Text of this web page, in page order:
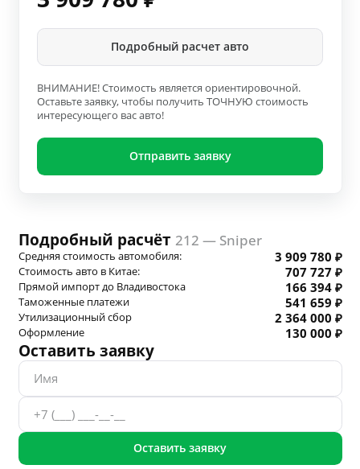
Подробный расчет авто
ВНИМАНИЕ! Стоимость является ориентировочной.
Оставьте заявку, чтобы получить ТОЧНУЮ стоимость
интересующего вас авто!
Отправить заявку
Подробный расчёт 212 — Sniper
Средняя стоимость автомобиля: 3 909 780 ₽
Стоимость авто в Китае: 707 727 ₽
Прямой импорт до Владивостока 166 394 ₽
Таможенные платежи 541 659 ₽
Утилизационный сбор 2 364 000 ₽
Оформление 130 000 ₽
Оставить заявку
Оставить заявку